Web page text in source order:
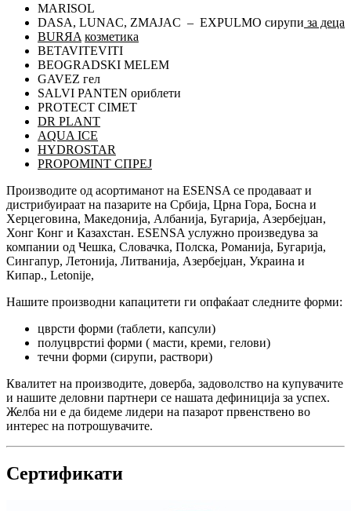
MARISOL
DASA, LUNAC, ZMAJAC – EXPULMO сирупи за деца
BURЯA козметика
BETAVITEVITI
BEOGRADSKI MELEM
GAVEZ гел
SALVI PANTEN ориблети
PROTECT CIMET
DR PLANT
AQUA ICE
HYDROSTAR
PROPOMINT СПРЕЈ
Производите од асортиманот на ESENSA се продаваат и
дистрибуираат на пазарите на Србија, Црна Гора, Босна и
Херцеговина, Македонија, Албанија, Бугарија, Азербејџан,
Хонг Конг и Казахстан. ESENSA услужно произведува за
компании од Чешка, Словачка, Полска, Романија, Бугарија,
Сингапур, Летонија, Литванија, Азербејџан, Украина и
Кипар., Letonije,
Нашите производни капацитети ги опфаќаат следните форми:
цврсти форми (таблети, капсули)
полуцврстиi форми ( масти, креми, гелови)
течни форми (сирупи, раствори)
Квалитет на производите, доверба, задоволство на купувачите
и нашите деловни партнери се нашата дефиниција за успех.
Желба ни е да бидеме лидери на пазарот првенствено во
интерес на потрошувачите.
Сертификати